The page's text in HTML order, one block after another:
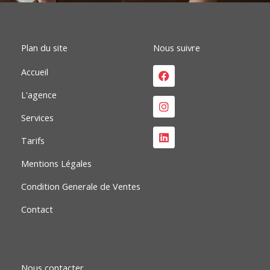
o i r
Plan du site
Accueil
L'agence
Services
Tarifs
Mentions Légales
Condition Generale de Ventes
Contact
Nous suivre
Facebook
Instagram
Linkedin
Nous contacter